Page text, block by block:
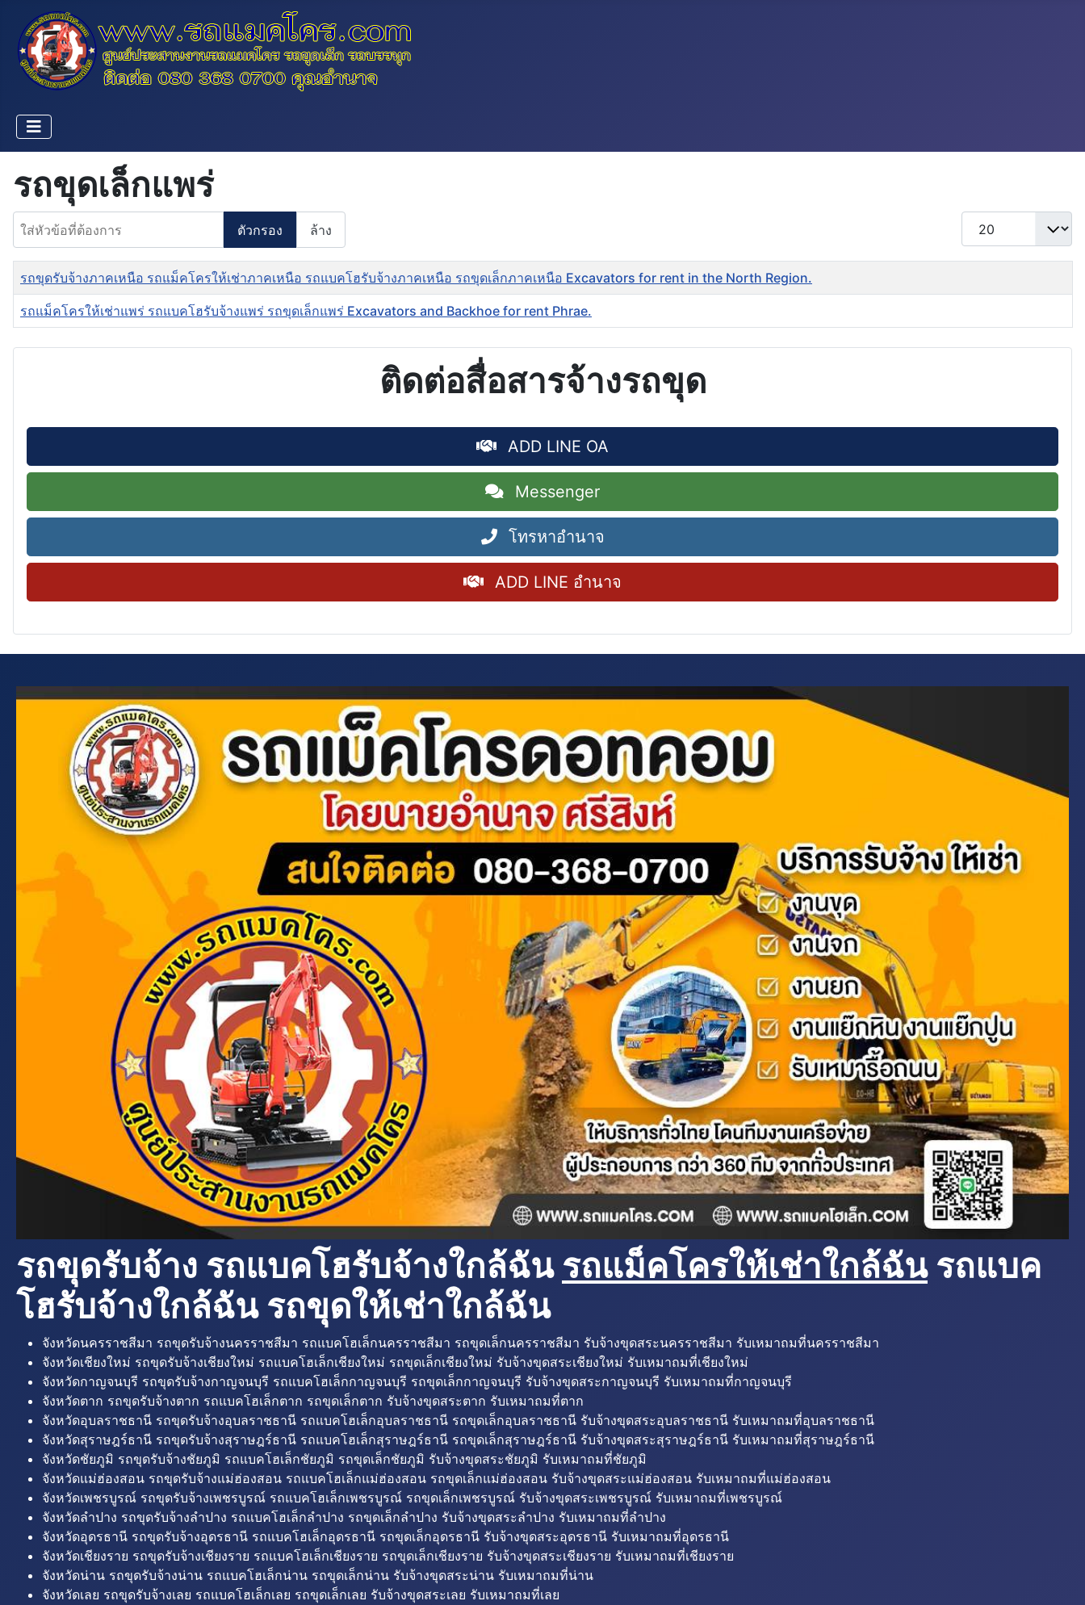
รถขุดเล็กแพร่
ใส่หัวข้อที่ต้องการ
ตัวกรอง ล้าง
แสดง #
ชื่อ
รถขุดรับจ้างภาคเหนือ รถแม็คโครให้เช่าภาคเหนือ รถแบคโฮรับจ้างภาคเหนือ รถขุดเล็กภาคเหนือ Excavators for rent in the North Region.
รถแม็คโครให้เช่าแพร่ รถแบคโฮรับจ้างแพร่ รถขุดเล็กแพร่ Excavators and Backhoe for rent Phrae.
ติดต่อสื่อสารจ้างรถขุด
ADD LINE OA
Messenger
โทรหาอำนาจ
ADD LINE อำนาจ
รถขุดรับจ้าง รถแบคโฮรับจ้างใกล้ฉัน รถแม็คโครให้เช่าใกล้ฉันรถแบค
โฮรับจ้างใกล้ฉัน รถขุดให้เช่าใกล้ฉัน
จังหวัดนครราชสีมา รถขุดรับจ้างนครราชสีมา รถแบคโฮเล็กนครราชสีมา รถขุดเล็กนครราชสีมา รับจ้างขุดสระนครราชสีมา รับเหมาถมที่นครราชสีมา
จังหวัดเชียงใหม่ รถขุดรับจ้างเชียงใหม่ รถแบคโฮเล็กเชียงใหม่ รถขุดเล็กเชียงใหม่ รับจ้างขุดสระเชียงใหม่ รับเหมาถมที่เชียงใหม่
จังหวัดกาญจนบุรี รถขุดรับจ้างกาญจนบุรี รถแบคโฮเล็กกาญจนบุรี รถขุดเล็กกาญจนบุรี รับจ้างขุดสระกาญจนบุรี รับเหมาถมที่กาญจนบุรี
จังหวัดตาก รถขุดรับจ้างตาก รถแบคโฮเล็กตาก รถขุดเล็กตาก รับจ้างขุดสระตาก รับเหมาถมที่ตาก
จังหวัดอุบลราชธานี รถขุดรับจ้างอุบลราชธานี รถแบคโฮเล็กอุบลราชธานี รถขุดเล็กอุบลราชธานี รับจ้างขุดสระอุบลราชธานี รับเหมาถมที่อุบลราชธานี
จังหวัดสุราษฎร์ธานี รถขุดรับจ้างสุราษฎร์ธานี รถแบคโฮเล็กสุราษฎร์ธานี รถขุดเล็กสุราษฎร์ธานี รับจ้างขุดสระสุราษฎร์ธานี รับเหมาถมที่สุราษฎร์ธานี
จังหวัดชัยภูมิ รถขุดรับจ้างชัยภูมิ รถแบคโฮเล็กชัยภูมิ รถขุดเล็กชัยภูมิ รับจ้างขุดสระชัยภูมิ รับเหมาถมที่ชัยภูมิ
จังหวัดแม่ฮ่องสอน รถขุดรับจ้างแม่ฮ่องสอน รถแบคโฮเล็กแม่ฮ่องสอน รถขุดเล็กแม่ฮ่องสอน รับจ้างขุดสระแม่ฮ่องสอน รับเหมาถมที่แม่ฮ่องสอน
จังหวัดเพชรบูรณ์ รถขุดรับจ้างเพชรบูรณ์ รถแบคโฮเล็กเพชรบูรณ์ รถขุดเล็กเพชรบูรณ์ รับจ้างขุดสระเพชรบูรณ์ รับเหมาถมที่เพชรบูรณ์
จังหวัดลำปาง รถขุดรับจ้างลำปาง รถแบคโฮเล็กลำปาง รถขุดเล็กลำปาง รับจ้างขุดสระลำปาง รับเหมาถมที่ลำปาง
จังหวัดอุดรธานี รถขุดรับจ้างอุดรธานี รถแบคโฮเล็กอุดรธานี รถขุดเล็กอุดรธานี รับจ้างขุดสระอุดรธานี รับเหมาถมที่อุดรธานี
จังหวัดเชียงราย รถขุดรับจ้างเชียงราย รถแบคโฮเล็กเชียงราย รถขุดเล็กเชียงราย รับจ้างขุดสระเชียงราย รับเหมาถมที่เชียงราย
จังหวัดน่าน รถขุดรับจ้างน่าน รถแบคโฮเล็กน่าน รถขุดเล็กน่าน รับจ้างขุดสระน่าน รับเหมาถมที่น่าน
จังหวัดเลย รถขุดรับจ้างเลย รถแบคโฮเล็กเลย รถขุดเล็กเลย รับจ้างขุดสระเลย รับเหมาถมที่เลย